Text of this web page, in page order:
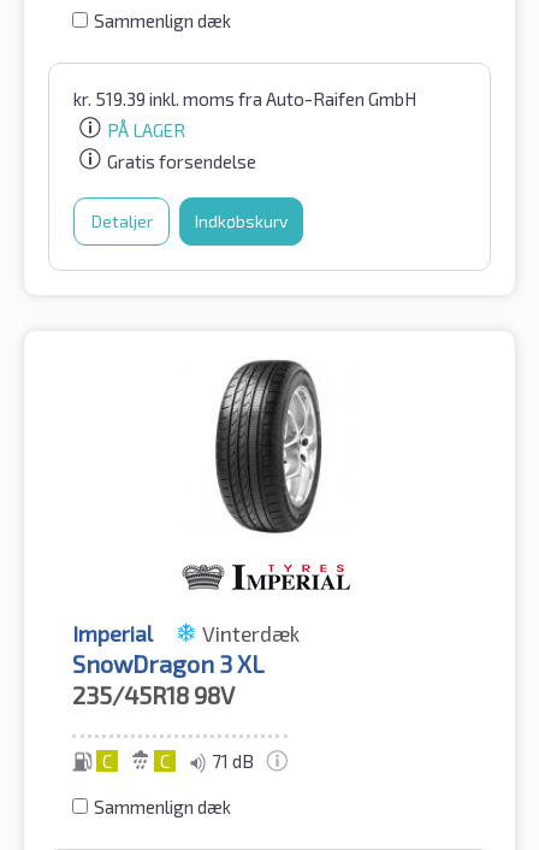
Sammenlign dæk
kr. 519.39 inkl. moms fra Auto-Raifen GmbH
PÅ LAGER
Gratis forsendelse
Detaljer Indkøbskurv
Imperial Vinterdæk
SnowDragon 3 XL
235/45R18 98V
C C 71 dB
Sammenlign dæk